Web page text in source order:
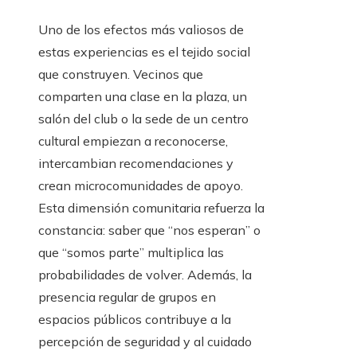
Uno de los efectos más valiosos de
estas experiencias es el tejido social
que construyen. Vecinos que
comparten una clase en la plaza, un
salón del club o la sede de un centro
cultural empiezan a reconocerse,
intercambian recomendaciones y
crean microcomunidades de apoyo.
Esta dimensión comunitaria refuerza la
constancia: saber que “nos esperan” o
que “somos parte” multiplica las
probabilidades de volver. Además, la
presencia regular de grupos en
espacios públicos contribuye a la
percepción de seguridad y al cuidado